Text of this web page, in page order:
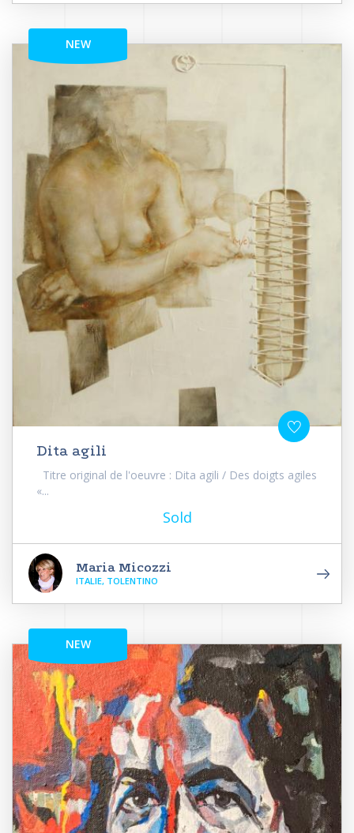
NEW
Dita agili
Titre original de l'oeuvre : Dita agili / Des doigts agiles
«...
Sold
Maria Micozzi
ITALIE, TOLENTINO
NEW